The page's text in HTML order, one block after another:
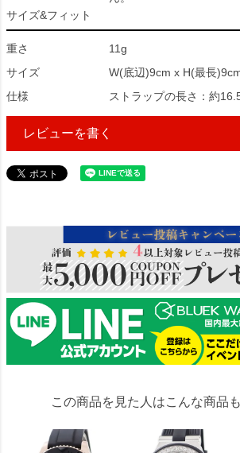
サイズ&フィット
重さ
11g
サイズ
W(底辺)9cm x H(最長
仕様
ストラップの長さ：約
レビューを書く
この商品を見た人はこんな商品